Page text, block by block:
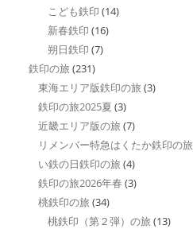
こども鉄印 (14)
新春鉄印 (16)
朔日鉄印 (7)
鉄印の旅 (231)
東海エリア版鉄印の旅 (3)
鉄印の旅2025夏 (3)
近畿エリア版の旅 (7)
リメンバー特急はくたか鉄印の旅
い鉄の日鉄印の旅 (4)
鉄印の旅2026年春 (3)
桃鉄印の旅 (34)
桃鉄印（第２弾）の旅 (13)